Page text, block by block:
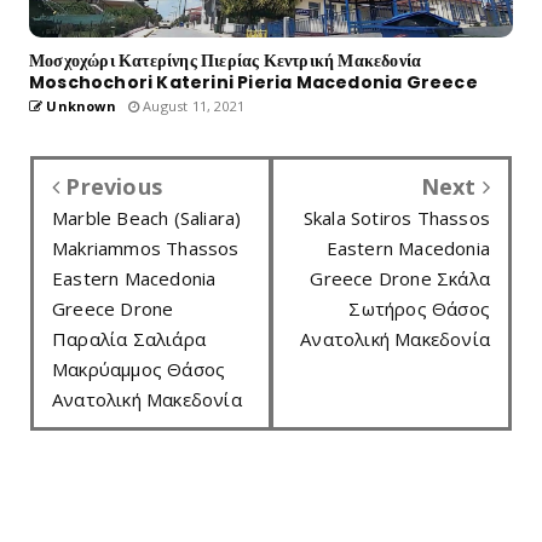
Μοσχοχώρι Κατερίνης Πιερίας Κεντρική Μακεδονία
Moschochori Katerini Pieria Macedonia Greece
Unknown August 11, 2021
Previous
Marble Beach (Saliara)
Makriammos Thassos
Eastern Macedonia
Greece Drone
Παραλία Σαλιάρα
Μακρύαμμος Θάσος
Ανατολική Μακεδονία
Next
Skala Sotiros Thassos
Eastern Macedonia
Greece Drone Σκάλα
Σωτήρος Θάσος
Ανατολική Μακεδονία